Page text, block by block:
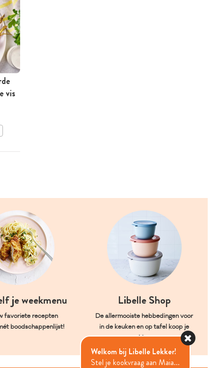
vis
je weekmenu
favoriete recepten
boodschappenlijst!
Libelle Shop
De allermooiste hebbedingen voor
in de keuken en op tafel koop je
hier.
Welkom bij Libelle Lekker!
Stel je kookvraag aan Maia...